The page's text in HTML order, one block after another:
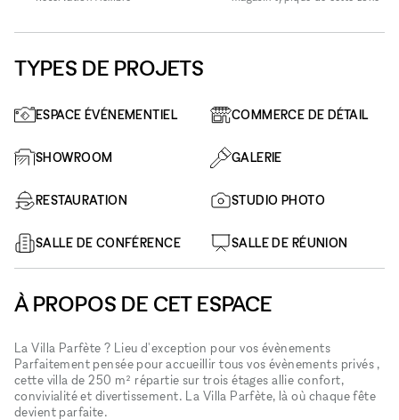
TYPES DE PROJETS
ESPACE ÉVÉNEMENTIEL COMMERCE DE DÉTAIL
SHOWROOM GALERIE
RESTAURATION STUDIO PHOTO
SALLE DE CONFÉRENCE SALLE DE RÉUNION
À PROPOS DE CET ESPACE
La Villa Parfète ? Lieu d'exception pour vos évènements
Parfaitement pensée pour accueillir tous vos évènements privés ,
cette villa de 250 m² répartie sur trois étages allie confort,
convivialité et divertissement. La Villa Parfète, là où chaque fête
devient parfaite.